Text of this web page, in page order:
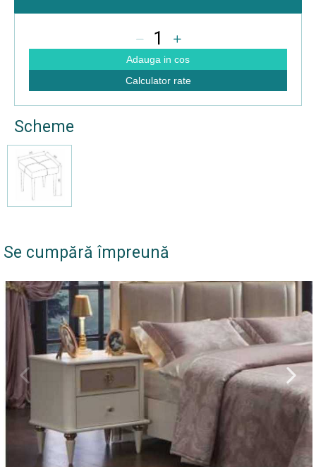
1
Adauga in cos
Calculator rate
Scheme
Se cumpără împreună